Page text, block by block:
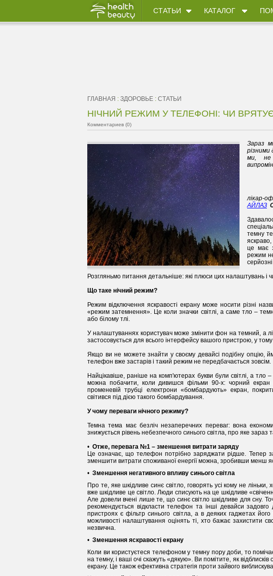
СТАТЬИ КАТАЛОГ
ГЛАВНАЯ : ЗДОРОВЬЕ : СТАТЬИ
НІЧНИЙ РЕЖИМ У ТЕЛЕФОНІ: ЧИ ВРЯТУЄ
Комментариев (0)
Зараз
різними
ми, не
лікар-
АЙЛАЗ
темну
це має
режим
Розгляньмо питання детальніше: які плюси цих налаштувань
Що таке нічний режим?
Режим відключення яскравості екрану може носити різні
«режим затемнення». Це коли значки світлі, а саме тло –
або білому тлі.
У налаштуваннях користувач може змінити фон на темний, а
застосовується для всього інтерфейсу вашого пристрою, у тому
Якщо ви не можете знайти у своєму девайсі подібну опцію,
телефон вже застарів і такий режим не передбачається зовсім.
Найцікавіше, раніше на комп'ютерах букви були світлі, а
можна побачити, коли дивишся фільми 90-х: чорний екран
променевій трубці електрони «бомбардують» екран,
світився під дією такого бомбардування.
У чому переваги нічного режиму?
Темна тема має безліч незаперечних переваг: вона
знижується рівень небезпечного синього світла, про яке зараз
• Отже, перевага №1 – зменшення витрати заряду
Це означає, що телефон потрібно заряджати рідше. Тепер
зменшити витрати споживаної енергії можна, зробивши менш
• Зменшення негативного впливу синього світла
Про те, яке шкідливе синє світло, говорять усі кому не
вже шкідливе це світло. Люди списують на це шкідливе
Але довели вчені лише те, що синє світло шкідливе для сну.
рекомендується відкласти телефон та інші девайси
пристроях є фільтр синього світла, а в деяких гаджетах
можливості налаштування оцінять ті, хто бажає захистити
незвична.
• Зменшення яскравості екрану
Коли ви користуєтеся телефоном у темну пору доби, то
на темну, і ваші очі скажуть «дякую». Ви помітите, як
екрану. Це також ефективна стратегія проти зайвого